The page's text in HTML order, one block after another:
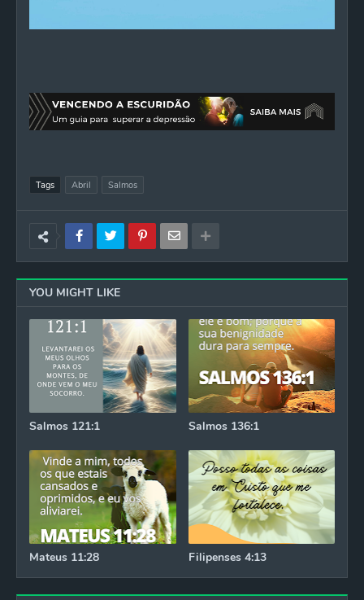
Tags Abril Salmos
YOU MIGHT LIKE
Salmos 121:1 Salmos 136:1
Mateus 11:28 Filipenses 4:13